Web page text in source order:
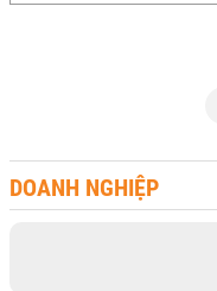
DOANH NGHIỆP